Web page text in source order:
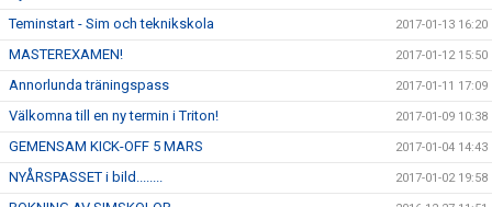
Teminstart - Sim och teknikskola 2017-01-13 16:20
MASTEREXAMEN! 2017-01-12 15:50
Annorlunda träningspass 2017-01-11 17:09
Välkomna till en ny termin i Triton! 2017-01-09 10:38
GEMENSAM KICK-OFF 5 MARS 2017-01-04 14:43
NYÅRSPASSET i bild........ 2017-01-02 19:58